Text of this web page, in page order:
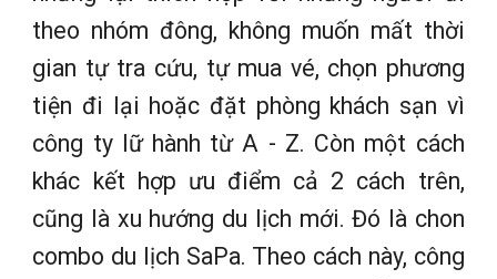
theo nhóm đông, không muốn mất thời
gian tự tra cứu, tự mua vé, chọn phương
tiện đi lại hoặc đặt phòng khách sạn vì
công ty lữ hành từ A - Z. Còn một cách
khác kết hợp ưu điểm cả 2 cách trên,
cũng là xu hướng du lịch mới. Đó là chon
combo du lịch SaPa. Theo cách này, công